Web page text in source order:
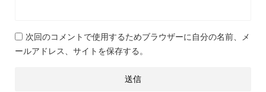
次回のコメントで使用するためブラウザーに自分の名前、メ
ールアドレス、サイトを保存する。